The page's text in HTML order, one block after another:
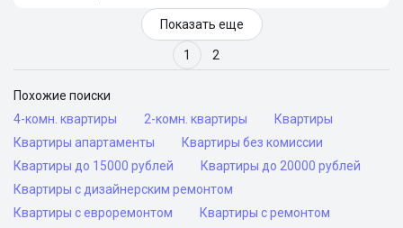
Показать еще
1 2
Похожие поиски
4-комн. квартиры
2-комн. квартиры
Квартиры
Квартиры апартаменты
Квартиры без комиссии
Квартиры до 15000 рублей
Квартиры до 20000 рублей
Квартиры с дизайнерским ремонтом
Квартиры с евроремонтом
Квартиры с ремонтом